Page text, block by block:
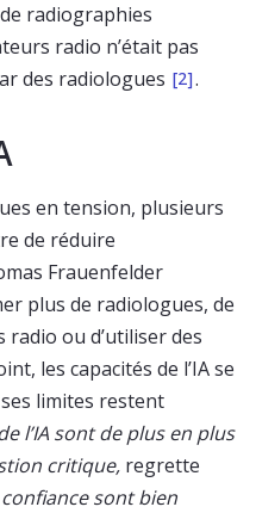
radiographies
radio n’était pas
des radiologues [2].
en tension, plusieurs
de réduire
Frauenfelder
plus de radiologues, de
ou d’utiliser des
les capacités de l’IA se
limites restent
l’IA sont de plus en plus
critique, regrette
confiance sont bien